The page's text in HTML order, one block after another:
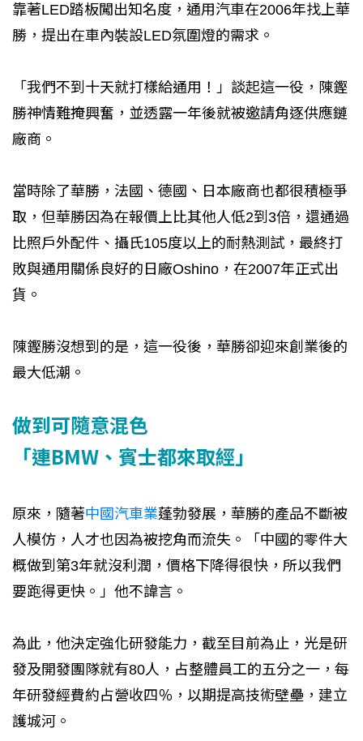
靠著LED踏板闖出知名度，通用汽車在2006年找上華
勝，提出在車內裝設LED氛圍燈的需求。
「我們不到十天就打樣給通用！」談起這一役，陳鏗
勝神情難掩興奮，並透露一年後就被邀請角逐供應鏈
廠商。
當時除了華勝，法國、德國、日本廠商也都很積極爭
取，但華勝因為在報價上比其他人低2到3倍，還通過
比照戶外配件、攝氏105度以上的耐熱測試，最終打
敗與通用關係良好的日廠Oshino，在2007年正式出
貨。
陳鏗勝沒想到的是，這一役後，華勝卻迎來創業後的
最大低潮。
做到可隨意混色
「連BMW、賓士都來取經」
原來，隨著中國汽車業蓬勃發展，華勝的產品不斷被
人模仿，人才也因為被挖角而流失。「中國的零件大
概做到第3年就沒利潤，價格下降得很快，所以我們
要跑得更快。」他不諱言。
為此，他決定強化研發能力，截至目前為止，光是研
發及開發團隊就有80人，占整體員工的五分之一，每
年研發經費約占營收四％，以期提高技術壁壘，建立
護城河。